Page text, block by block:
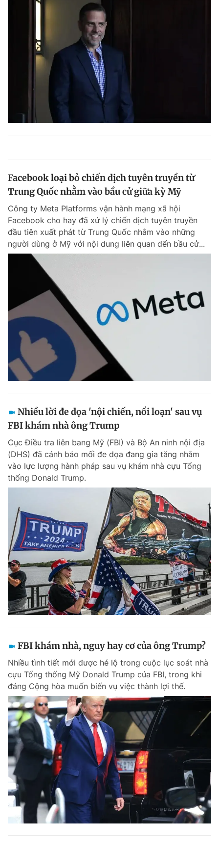
Facebook loại bỏ chiến dịch tuyên truyền từ
Trung Quốc nhằm vào bầu cử giữa kỳ Mỹ
Công ty Meta Platforms vận hành mạng xã hội
Facebook cho hay đã xử lý chiến dịch tuyên truyền
đầu tiên xuất phát từ Trung Quốc nhằm vào những
người dùng ở Mỹ với nội dung liên quan đến bầu cử...
Nhiều lời đe dọa 'nội chiến, nổi loạn' sau vụ
FBI khám nhà ông Trump
Cục Điều tra liên bang Mỹ (FBI) và Bộ An ninh nội địa
(DHS) đã cảnh báo mối đe dọa đang gia tăng nhắm
vào lực lượng hành pháp sau vụ khám nhà cựu Tổng
thống Donald Trump.
FBI khám nhà, nguy hay cơ của ông Trump?
Nhiều tình tiết mới được hé lộ trong cuộc lục soát nhà
cựu Tổng thống Mỹ Donald Trump của FBI, trong khi
đảng Cộng hòa muốn biến vụ việc thành lợi thế.